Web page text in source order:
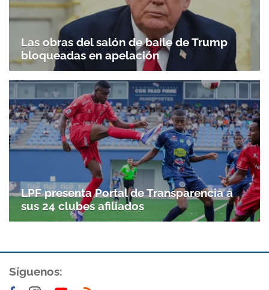
Las obras del salón de baile de Trump
bloqueadas en apelación
LPF presenta Portal de Transparencia a
sus 24 clubes afiliados
Síguenos: